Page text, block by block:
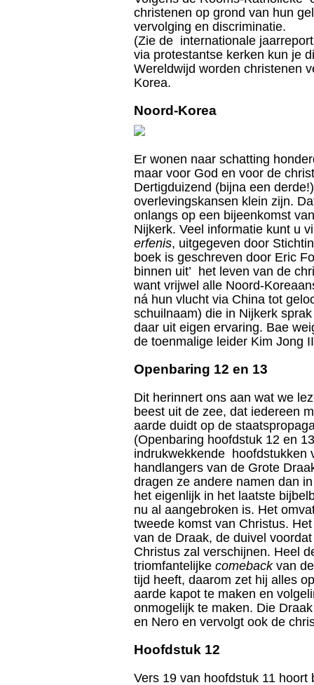
christenen op grond van hun
vervolging en discriminatie.
(Zie de internationale
via protestantse kerken kun je
Wereldwijd worden christenen
Korea.
Noord-Korea
Er wonen naar schatting
maar voor God en voor de
Dertigduizend (bijna een
overlevingskansen klein zijn.
onlangs op een bijeenkomst
Nijkerk. Veel informatie kunt u
erfenis, uitgegeven door
boek is geschreven door Eric
binnen uit’ het leven van de
want vrijwel alle Noord-
ná hun vlucht via China tot
schuilnaam) die in Nijkerk
daar uit eigen ervaring. Bae
de toenmalige leider Kim Jong
Openbaring 12 en 13
Dit herinnert ons aan wat we
beest uit de zee, dat iedereen
aarde duidt op de
(Openbaring hoofdstuk 12 en
indrukwekkende hoofdstukken
handlangers van de Grote
dragen ze andere namen dan
het eigenlijk in het laatste
nu al aangebroken is. Het
tweede komst van Christus.
van de Draak, de duivel
Christus zal verschijnen. Heel
triomfantelijke comebackvan
tijd heeft, daarom zet hij alles
aarde kapot te maken en
onmogelijk te maken. Die
en Nero en vervolgt ook de
Hoofdstuk 12
Vers 19 van hoofdstuk 11 hoort